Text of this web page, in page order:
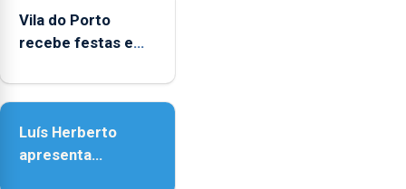
entre
as
e
as
18h00.
Vila do Porto
recebe festas em
Senhora da
Luís Herberto
apresenta